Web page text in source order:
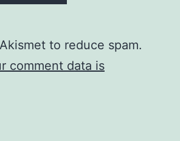
to reduce spam.
comment data is